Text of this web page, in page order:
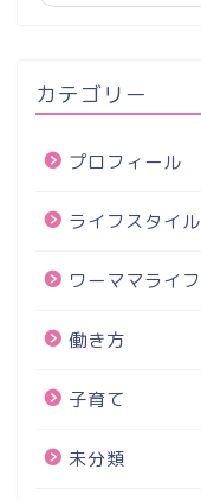
カテゴリー
プロフィール
ライフスタイル
ワーママライフ
働き方
子育て
未分類